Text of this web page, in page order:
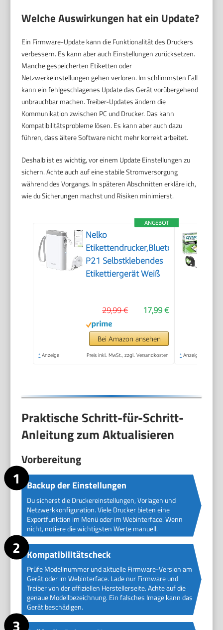
Welche Auswirkungen hat ein Update?
Ein Firmware-Update kann die Funktionalität des Druckers
verbessern. Es kann aber auch Einstellungen zurücksetzen.
Manche gespeicherten Etiketten oder
Netzwerkeinstellungen gehen verloren. Im schlimmsten Fall
kann ein fehlgeschlagenes Update das Gerät vorübergehend
unbrauchbar machen. Treiber-Updates ändern die
Kommunikation zwischen PC und Drucker. Das kann
Kompatibilitätsprobleme lösen. Es kann aber auch dazu
führen, dass ältere Software nicht mehr korrekt arbeitet.
Deshalb ist es wichtig, vor einem Update Einstellungen zu
sichern. Achte auch auf eine stabile Stromversorgung
während des Vorgangs. In späteren Abschnitten erkläre ich,
wie du Sicherungen machst und Risiken minimierst.
ANGEBOT
Nelko
Etikettendrucker,Bluetooth
P21 Selbstklebendes
Etikettiergerät Weiß
17,99 €
29,99 €
Bei Amazon ansehen
* Anzeige Preis inkl. MwSt., zzgl. Versandkosten * Anzeige
Praktische Schritt-für-Schritt-
Anleitung zum Aktualisieren
Vorbereitung
Backup der Einstellungen
Du sicherst die Druckereinstellungen, Vorlagen und
Netzwerkkonfiguration. Viele Drucker bieten eine
Exportfunktion im Menü oder im Webinterface. Wenn
nicht, notiere die wichtigsten Werte manuell.
Kompatibilitätscheck
Prüfe Modellnummer und aktuelle Firmware-Version am
Gerät oder im Webinterface. Lade nur Firmware und
Treiber von der offiziellen Herstellerseite. Achte auf die
genaue Modellbezeichnung. Ein falsches Image kann das
Gerät beschädigen.